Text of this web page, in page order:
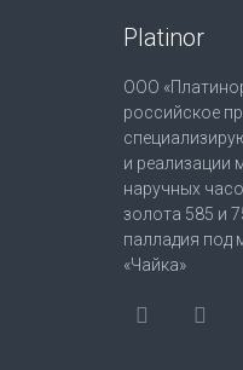
Platinor
ООО
российское
и реализации
наручных
золота 585 и
палладия под
«Чайка»